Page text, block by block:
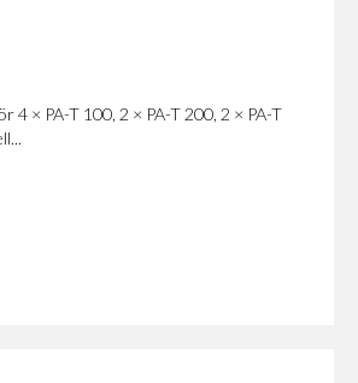
4 × PA-T 100, 2 × PA-T 200, 2 × PA-T